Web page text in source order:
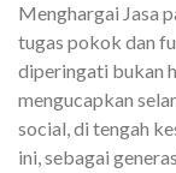
Menghargai Jasa
tugas pokok dan
diperingati bukan
mengucapkan
social, di tengah
ini, sebagai